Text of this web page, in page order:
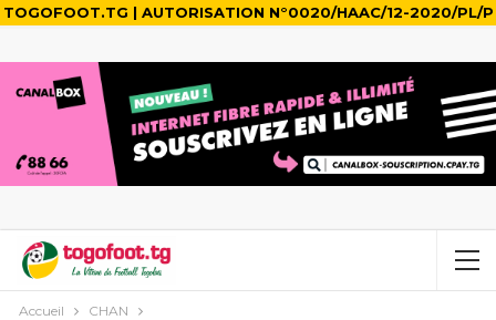
TOGOFOOT.TG | AUTORISATION N°0020/HAAC/12-2020/PL/P
Accueil CHAN